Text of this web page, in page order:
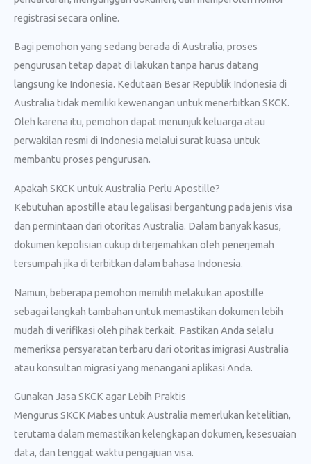
registrasi secara online.
Bagi pemohon yang sedang berada di Australia, proses
pengurusan tetap dapat di lakukan tanpa harus datang
langsung ke Indonesia. Kedutaan Besar Republik Indonesia di
Australia tidak memiliki kewenangan untuk menerbitkan SKCK.
Oleh karena itu, pemohon dapat menunjuk keluarga atau
perwakilan resmi di Indonesia melalui surat kuasa untuk
membantu proses pengurusan.
Apakah SKCK untuk Australia Perlu Apostille?
Kebutuhan apostille atau legalisasi bergantung pada jenis visa
dan permintaan dari otoritas Australia. Dalam banyak kasus,
dokumen kepolisian cukup di terjemahkan oleh penerjemah
tersumpah jika di terbitkan dalam bahasa Indonesia.
Namun, beberapa pemohon memilih melakukan apostille
sebagai langkah tambahan untuk memastikan dokumen lebih
mudah di verifikasi oleh pihak terkait. Pastikan Anda selalu
memeriksa persyaratan terbaru dari otoritas imigrasi Australia
atau konsultan migrasi yang menangani aplikasi Anda.
Gunakan Jasa SKCK agar Lebih Praktis
Mengurus SKCK Mabes untuk Australia memerlukan ketelitian,
terutama dalam memastikan kelengkapan dokumen, kesesuaian
data, dan tenggat waktu pengajuan visa.